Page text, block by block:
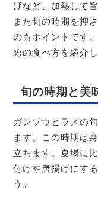
げなど、加熱して
また旬の時期を押
のもポイントです
めの食べ方を紹介し
旬の時期と美
ガンゾウヒラメの
ます。この時期は
立ちます。夏場に
付けや唐揚げにす
う。